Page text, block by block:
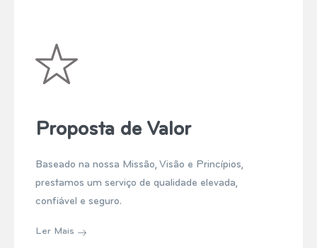
Proposta de Valor
Baseado na nossa Missão, Visão e Princípios,
prestamos um serviço de qualidade elevada,
confiável e seguro.
Ler Mais